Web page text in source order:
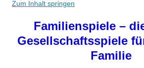
Zum Inhalt springen
Familienspiele –
Gesellschaftsspiele
Familie